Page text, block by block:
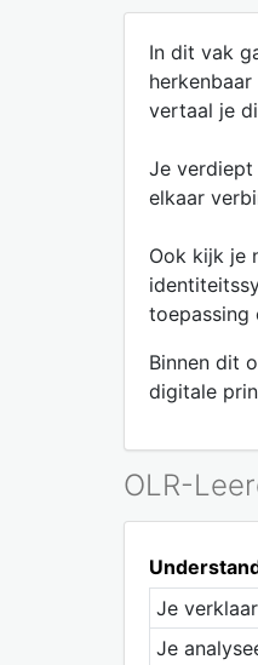
In dit vak
vertaal je
Je verdiept
elkaar
Ook kijk je
toepassing
Binnen dit
digitale
OLR-
Je
Je